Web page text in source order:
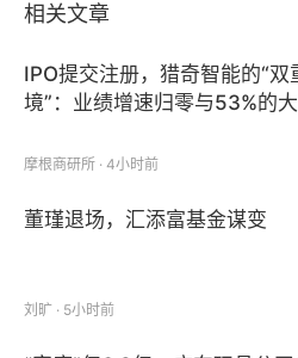
计涨幅超7%，年内上涨6.11%
重回1。
相关文章
IPO提交注册，猎奇智能的“双
境”：业绩增速归零与53%的
摩根商研所 · 4小时前
董瑾退场，汇添富基金谋变
刘旷 · 5小时前